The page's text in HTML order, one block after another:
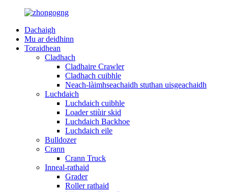
Dachaigh
Mu ar deidhinn
Toraidhean
Cladhach
Cladhaire Crawler
Cladhach cuibhle
Neach-làimhseachaidh stuthan uisgeachaidh
Luchdaich
Luchdaich cuibhle
Loader stiùir skid
Luchdaich Backhoe
Luchdaich eile
Bulldozer
Crann
Crann Truck
Inneal-rathaid
Grader
Roller rathaid